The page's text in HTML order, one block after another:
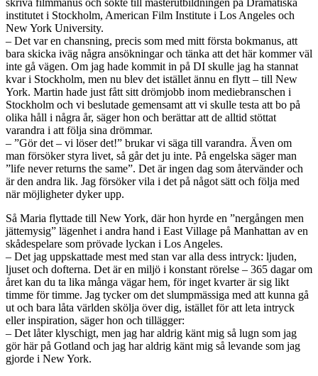
skriva filmmanus och sökte till masterutbildningen på Dramatiska
institutet i Stockholm, American Film Institute i Los Angeles och
New York University.
– Det var en chansning, precis som med mitt första bokmanus, att
bara skicka iväg några ansökningar och tänka att det här kommer väl
inte gå vägen. Om jag hade kommit in på DI skulle jag ha stannat
kvar i Stockholm, men nu blev det istället ännu en flytt – till New
York. Martin hade just fått sitt drömjobb inom mediebranschen i
Stockholm och vi beslutade gemensamt att vi skulle testa att bo på
olika håll i några år, säger hon och berättar att de alltid stöttat
varandra i att följa sina drömmar.
– ”Gör det – vi löser det!” brukar vi säga till varandra. Även om
man försöker styra livet, så går det ju inte. På engelska säger man
”life never returns the same”. Det är ingen dag som återvänder och
är den andra lik. Jag försöker vila i det på något sätt och följa med
när möjligheter dyker upp.
Så Maria flyttade till New York, där hon hyrde en ”nergången men
jättemysig” lägenhet i andra hand i East Village på Manhattan av en
skådespelare som prövade lyckan i Los Angeles.
– Det jag uppskattade mest med stan var alla dess intryck: ljuden,
ljuset och dofterna. Det är en miljö i konstant rörelse – 365 dagar om
året kan du ta lika många vägar hem, för inget kvarter är sig likt
timme för timme. Jag tycker om det slumpmässiga med att kunna gå
ut och bara låta världen skölja över dig, istället för att leta intryck
eller inspiration, säger hon och tillägger:
– Det låter klyschigt, men jag har aldrig känt mig så lugn som jag
gör här på Gotland och jag har aldrig känt mig så levande som jag
gjorde i New York.